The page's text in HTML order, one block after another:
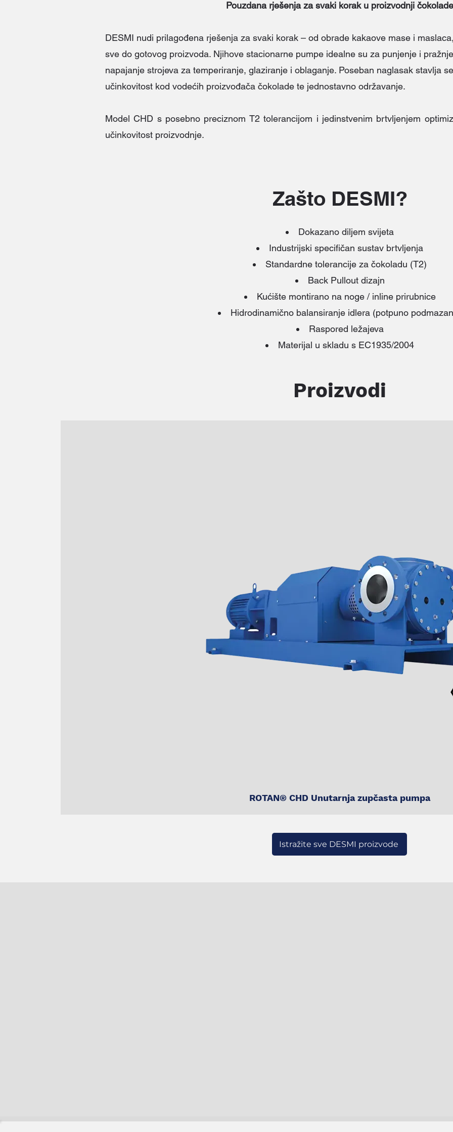
Pouzdana rješenja za svaki korak u proizvodnji čokolade
DESMI nudi prilagođena rješenja za svaki korak – od obrade kakaove mase i
sve do gotovog proizvoda. Njihove stacionarne pumpe idealne su za punjenje i
napajanje strojeva za temperiranje, glaziranje i oblaganje. Poseban naglasak stavlja
učinkovitost kod vodećih proizvođača čokolade te jednostavno održavanje.
Model CHD s posebno preciznom T2 tolerancijom i jedinstvenim brtvljenjem
učinkovitost proizvodnje.
Zašto DESMI?
Dokazano diljem svijeta
Industrijski specifičan sustav brtvljenja
Standardne tolerancije za čokoladu (T2)
Back Pullout dizajn
Kućište montirano na noge / inline prirubnice
Hidrodinamično balansiranje idlera (potpuno
Raspored ležajeva
Materijal u skladu s EC1935/2004
Proizvodi
ROTAN® CHD Unutarnja zupčasta pumpa
Istražite sve DESMI proizvode